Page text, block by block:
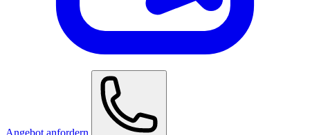
Angebot anfordern